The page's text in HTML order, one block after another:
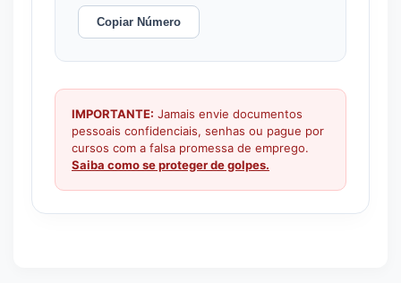
Copiar Número
IMPORTANTE: Jamais envie documentos
pessoais confidenciais, senhas ou pague por
cursos com a falsa promessa de emprego.
Saiba como se proteger de golpes.